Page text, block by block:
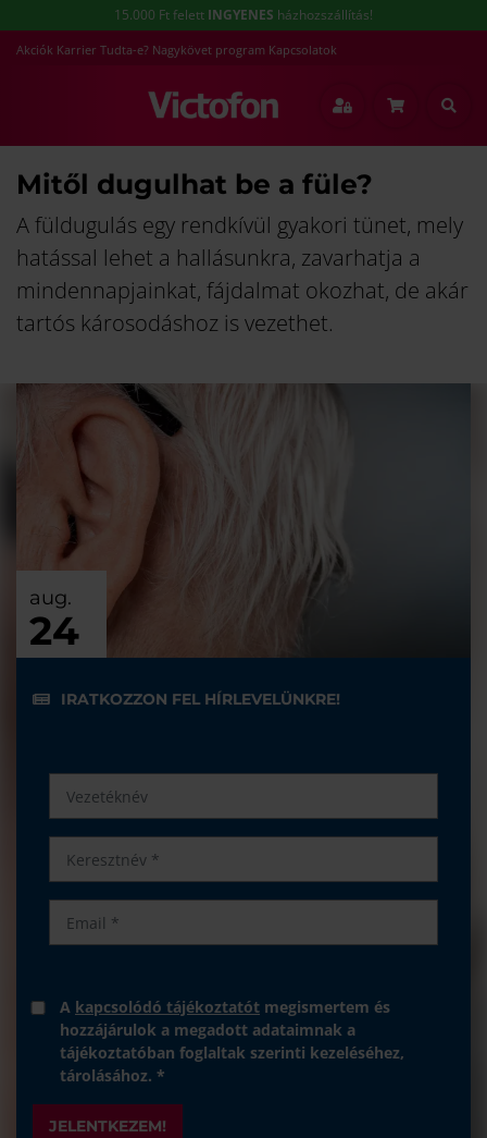
15.000 Ft felett INGYENES házhozszállítás!
Akciók Karrier Tudta-e? Nagykövet program Kapcsolatok
Mitől dugulhat be a füle?
A füldugulás egy rendkívül gyakori tünet, mely
hatással lehet a hallásunkra, zavarhatja a
mindennapjainkat, fájdalmat okozhat, de akár
tartós károsodáshoz is vezethet.
aug.
24
IRATKOZZON FEL HÍRLEVELÜNKRE!
A kapcsolódó tájékoztatót megismertem és
hozzájárulok a megadott adataimnak a
tájékoztatóban foglaltak szerinti kezeléséhez,
tárolásához. *
JELENTKEZEM!